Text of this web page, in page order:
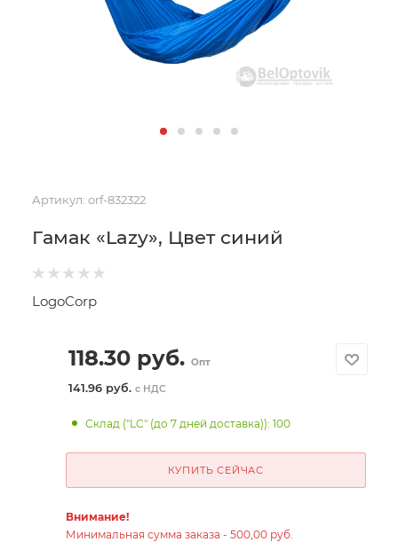
Артикул: orf-832322
Гамак «Lazy», Цвет синий
LogoCorp
118.30руб. Опт
141.96 руб. с НДС
Склад ("LC" (до 7 дней доставка)): 100
КУПИТЬ СЕЙЧАС
Внимание!
Минимальная сумма заказа - 500,00 руб.